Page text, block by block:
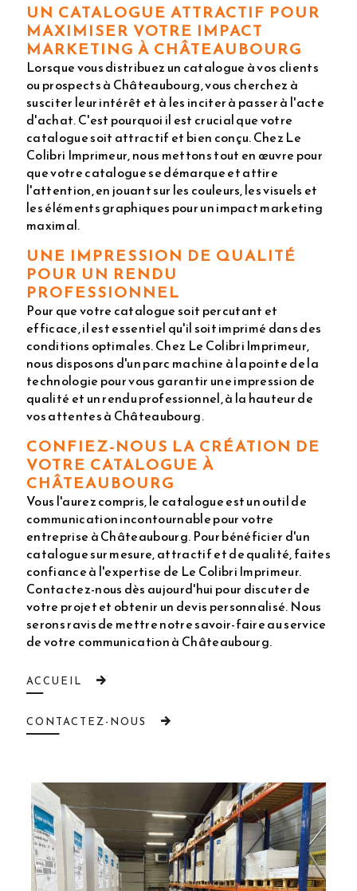
UN CATALOGUE ATTRACTIF POUR
MAXIMISER VOTRE IMPACT
MARKETING À CHÂTEAUBOURG
Lorsque vous distribuez un catalogue à vos clients
ou prospects à Châteaubourg, vous cherchez à
susciter leur intérêt et à les inciter à passer à l'acte
d'achat. C'est pourquoi il est crucial que votre
catalogue soit attractif et bien conçu. Chez Le
Colibri Imprimeur, nous mettons tout en œuvre pour
que votre catalogue se démarque et attire
l'attention, en jouant sur les couleurs, les visuels et
les éléments graphiques pour un impact marketing
maximal.
UNE IMPRESSION DE QUALITÉ
POUR UN RENDU
PROFESSIONNEL
Pour que votre catalogue soit percutant et
efficace, il est essentiel qu'il soit imprimé dans des
conditions optimales. Chez Le Colibri Imprimeur,
nous disposons d'un parc machine à la pointe de la
technologie pour vous garantir une impression de
qualité et un rendu professionnel, à la hauteur de
vos attentes à Châteaubourg.
CONFIEZ-NOUS LA CRÉATION DE
VOTRE CATALOGUE À
CHÂTEAUBOURG
Vous l'aurez compris, le catalogue est un outil de
communication incontournable pour votre
entreprise à Châteaubourg. Pour bénéficier d'un
catalogue sur mesure, attractif et de qualité, faites
confiance à l'expertise de Le Colibri Imprimeur.
Contactez-nous dès aujourd'hui pour discuter de
votre projet et obtenir un devis personnalisé. Nous
serons ravis de mettre notre savoir-faire au service
de votre communication à Châteaubourg.
ACCUEIL
CONTACTEZ-NOUS